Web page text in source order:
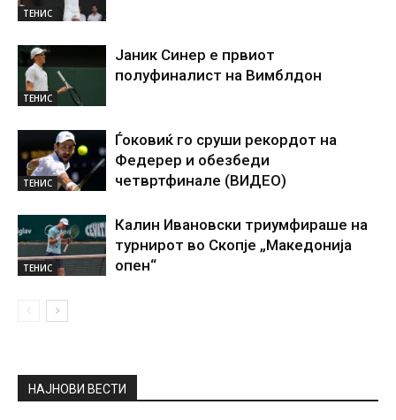
ТЕНИС
ТЕНИС
Јаник Синер е првиот
полуфиналист на Вимблдон
ТЕНИС
Ѓоковиќ го сруши рекордот на
Федерер и обезбеди
четвртфинале (ВИДЕО)
ТЕНИС
Калин Ивановски триумфираше на
турнирот во Скопје „Македонија
опен“
НАЈНОВИ ВЕСТИ